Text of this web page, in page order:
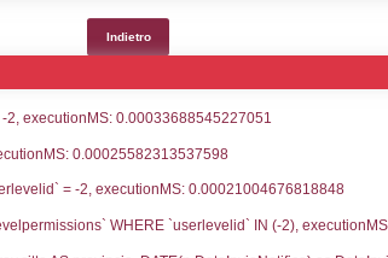
GENERALI SU AUTORIZZAZIONI/
DELL'AMBIENTE/TERRITORIO